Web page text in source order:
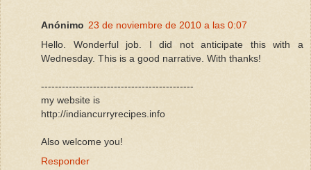
Anónimo 23 de noviembre de 2010 a las 0:07
Hello. Wonderful job. I did not anticipate this with a
Wednesday. This is a good narrative. With thanks!
--------------------------------------------
my website is
http://indiancurryrecipes.info
Also welcome you!
Responder